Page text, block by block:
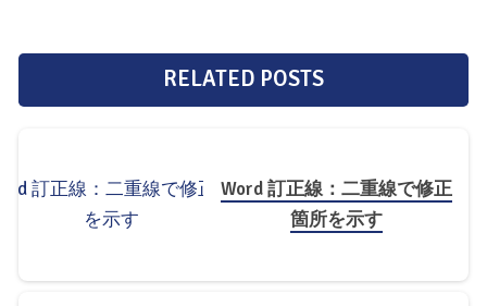
RELATED POSTS
Word 訂正線：二重線で修正
箇所を示す